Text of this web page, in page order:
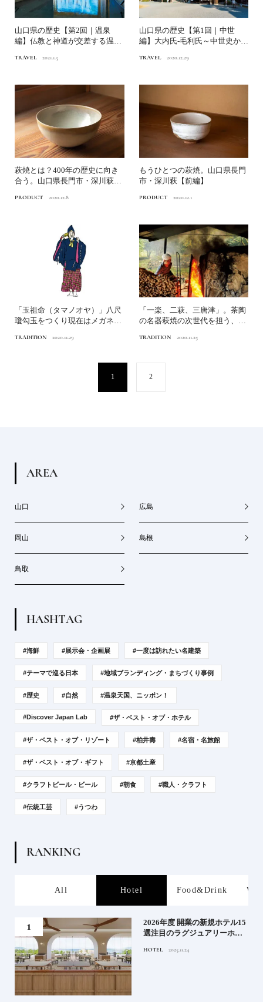
山口県の歴史【第2回｜温泉
編】仏教と神道が交差する温泉
TRAVEL 2021.1.5
山口県の歴史【第1回｜中世
編】大内氏-毛利氏～中世史から
TRAVEL 2020.12.29
萩焼とは？400年の歴史に向き
合う。山口県長門市・深川萩
PRODUCT 2020.12.8
もうひとつの萩焼。山口県長門
市・深川萩【前編】
PRODUCT 2020.12.1
「玉祖命（タマノオヤ）」八尺
瓊勾玉をつくり現在はメガネの
TRADITION 2020.11.29
「一楽、二萩、三唐津」。茶陶
の名器萩焼の次世代を担う、若
TRADITION 2020.11.25
1 2
AREA
山口 広島
岡山 島根
鳥取
HASHTAG
#海鮮 #展示会・企画展 #一度は訪れたい名建築
#テーマで巡る日本 #地域ブランディング・まちづくり事例
#歴史 #自然 #温泉天国、ニッポン！
#Discover Japan Lab #ザ・ベスト・オブ・ホテル
#ザ・ベスト・オブ・リゾート #柏井壽 #名宿・名旅館
#ザ・ベスト・オブ・ギフト #京都土産
#クラフトビール・ビール #朝食 #職人・クラフト
#伝統工芸 #うつわ
RANKING
All Hotel Food&Drink
2026年度 開業の新規ホテル15
選注目のラグジュアリーホテ
ィホテルまでご紹介【前編】
HOTEL 2025.11.24